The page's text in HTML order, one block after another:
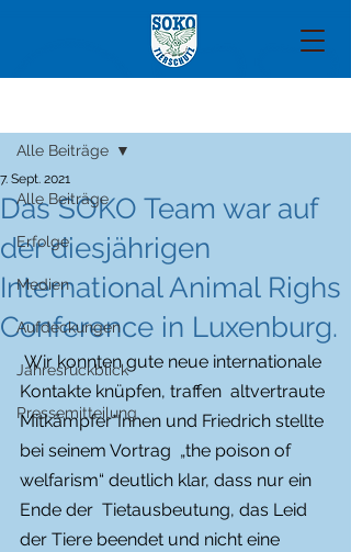
Alle Beiträge
Erfolge
Medien
Aufdeckungen
Jahresrückblick
Pressemitteilung
Alle Beiträge
Das SOKO Team war auf
der diesjährigen
International Animal Righs
Conference in Luxenburg.
7. Sept. 2021
Wir konnten gute neue internationale
Kontakte knüpfen, traffen  altvertraute
Mitkämpfer*Innen und Friedrich stellte
bei seinem Vortrag  „the poison of
welfarism“ deutlich klar, dass nur ein
Ende der  Tietausbeutung, das Leid
der Tiere beendet und nicht eine